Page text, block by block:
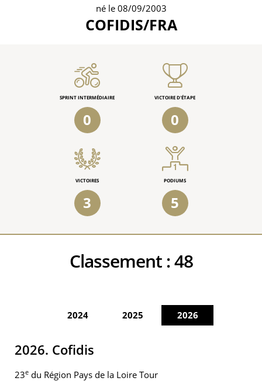
né le 08/09/2003
COFIDIS/FRA
SPRINT INTERMÉDIAIRE
0
VICTOIRE D'ÉTAPE
0
VICTOIRES
3
PODIUMS
5
Classement :48
2024 2025 2026
2026. Cofidis
23e du Région Pays de la Loire Tour